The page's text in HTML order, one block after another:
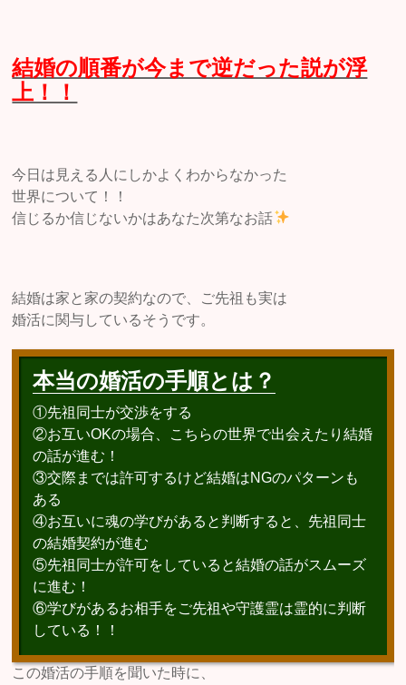
結婚の順番が今まで逆だった説が浮
上！！
今日は見える人にしかよくわからなかった
世界について！！
信じるか信じないかはあなた次第なお話
結婚は家と家の契約なので、ご先祖も実は
婚活に関与しているそうです。
本当の婚活の手順とは？
①先祖同士が交渉をする
②お互いOKの場合、こちらの世界で出会えたり結婚
の話が進む！
③交際までは許可するけど結婚はNGのパターンも
ある
④お互いに魂の学びがあると判断すると、先祖同士
の結婚契約が進む
⑤先祖同士が許可をしていると結婚の話がスムーズ
に進む！
⑥学びがあるお相手をご先祖や守護霊は霊的に判断
している！！
この婚活の手順を聞いた時に、